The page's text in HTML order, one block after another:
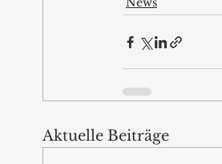
Aktuelle Beiträge